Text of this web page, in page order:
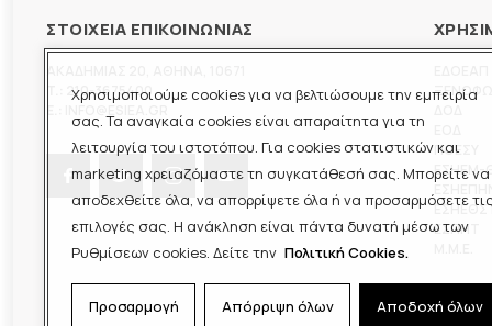
Χρησιμοποιούμε cookies για να βελτιώσουμε την εμπειρία
σας. Τα αναγκαία cookies είναι απαραίτητα για τη
λειτουργία του ιστοτόπου. Για cookies στατιστικών και
marketing χρειαζόμαστε τη συγκατάθεσή σας. Μπορείτε να
αποδεχθείτε όλα, να απορρίψετε όλα ή να προσαρμόσετε τις
επιλογές σας. Η ανάκληση είναι πάντα δυνατή μέσω των
Ρυθμίσεων cookies. Δείτε την Πολιτική Cookies.
Προσαρμογή Απόρριψη όλων Αποδοχή όλων
ΣΤΟΙΧΕΙΑ ΕΠΙΚΟΙΝΩΝΙΑΣ
210-3675400
ΠΟΕΣΥ
ΕΣΗΕΜ-Θ
ΕΣΠΗΤ